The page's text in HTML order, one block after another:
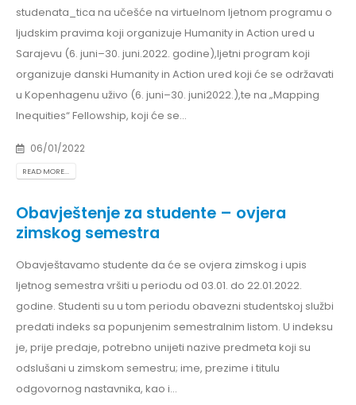
studenata_tica na učešće na virtuelnom ljetnom programu o
ljudskim pravima koji organizuje Humanity in Action ured u
Sarajevu (6. juni–30. juni.2022. godine),ljetni program koji
organizuje danski Humanity in Action ured koji će se održavati
u Kopenhagenu uživo (6. juni–30. juni2022.),te na „Mapping
Inequities“ Fellowship, koji će se...
06/01/2022
READ MORE...
Obavještenje za studente – ovjera
zimskog semestra
Obavještavamo studente da će se ovjera zimskog i upis
ljetnog semestra vršiti u periodu od 03.01. do 22.01.2022.
godine. Studenti su u tom periodu obavezni studentskoj službi
predati indeks sa popunjenim semestralnim listom. U indeksu
je, prije predaje, potrebno unijeti nazive predmeta koji su
odslušani u zimskom semestru; ime, prezime i titulu
odgovornog nastavnika, kao i...